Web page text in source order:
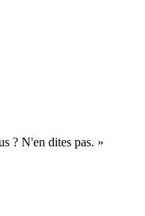
? N'en dites pas. »